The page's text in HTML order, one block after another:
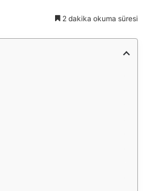
2 dakika okuma süresi